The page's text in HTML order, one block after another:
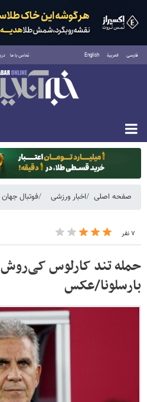
فارسی العربية English تماس با ما
دوشنبه ۱۹ مرداد ۱۴۰۵
صفحه اصلی اخبار ورزشی فوتبال جهان
۷ نفر
حمله تند کارلوس کی‌روش
بارسلونا/عکس